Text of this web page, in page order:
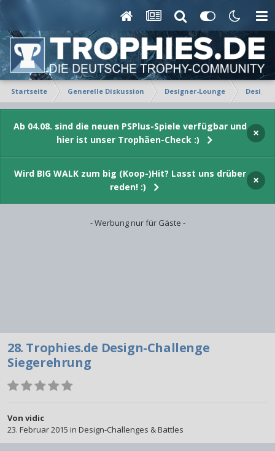
Startseite Generelle Diskussion Designer-Lounge
Ab 04.08. sind die neuen PSPlus-Spiele verfügbar und
hier ist unser Trophäen-Check :)
×
Wird BIG WALK zum big (Koop-)Hit? Lasst uns drüber
reden! :)
×
- Werbung nur für Gäste -
28. Trophies.de Design-Challenge
Siegerehrung
Von vidic
23. Februar 2015 in Design-Challenges & Battles